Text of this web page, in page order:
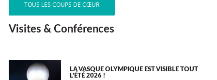
TOUS LES COUPS DE CŒUR
Visites & Conférences
LA VASQUE OLYMPIQUE EST VISIBLE TOUT
L’ÉTÉ 2026 !